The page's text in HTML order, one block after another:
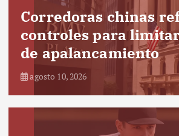
Corredoras chinas
controles para
de apalancamiento
agosto 10, 2026